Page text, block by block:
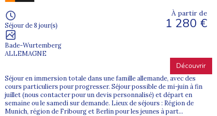
Séjour de 8 jour(s)
Bade-Wurtemberg
ALLEMAGNE
À partir de
1 280 €
Découvrir
Séjour en immersion totale dans une famille allemande, avec des
cours particuliers pour progresser. Séjour possible de mi-juin à fin
juillet (nous contacter pour un devis personnalisé) et départ en
semaine ou le samedi sur demande. Lieux de séjours : Région de
Munich, région de Fribourg et Berlin pour les jeunes à part...